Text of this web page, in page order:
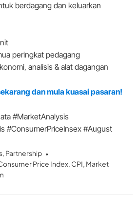
berdagang dan keluarkan
peringkat pedagang
analisis & alat dagangan
dan mula kuasai pasaran!
#MarketAnalysis
#ConsumerPriceInsex #August
, Partnership
Price Index, CPI, Market